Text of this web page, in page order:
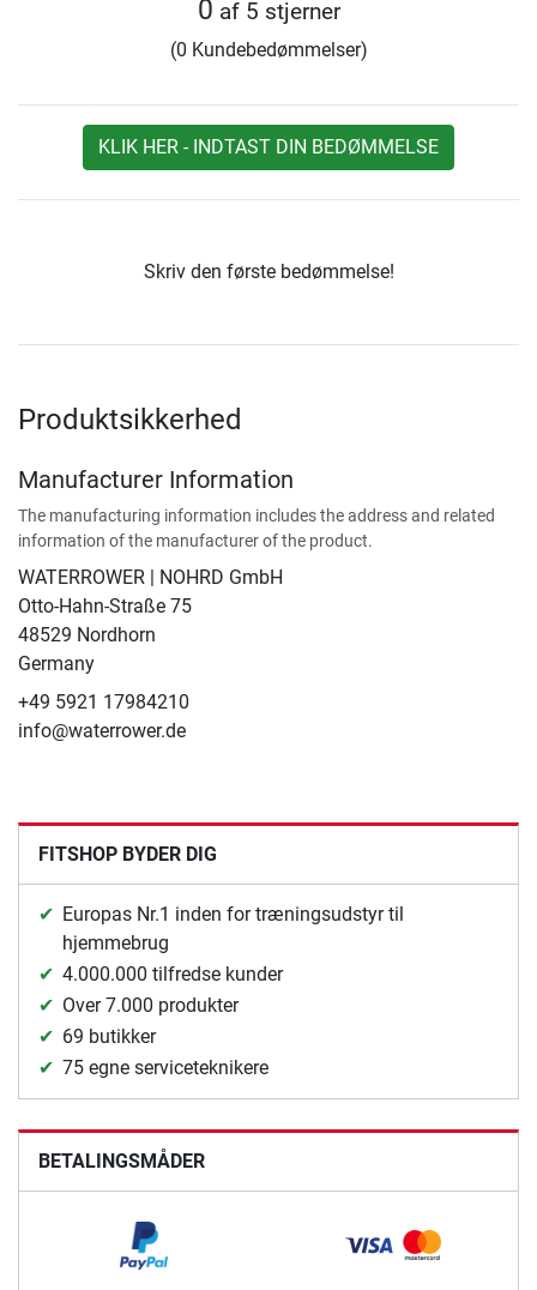
0 af 5 stjerner
(0 Kundebedømmelser)
KLIK HER - INDTAST DIN BEDØMMELSE
Skriv den første bedømmelse!
Produktsikkerhed
Manufacturer Information
The manufacturing information includes the address and related
information of the manufacturer of the product.
WATERROWER | NOHRD GmbH
Otto-Hahn-Straße 75
48529 Nordhorn
Germany
+49 5921 17984210
info@waterrower.de
FITSHOP BYDER DIG
Europas Nr.1 inden for træningsudstyr til
hjemmebrug
4.000.000 tilfredse kunder
Over 7.000 produkter
69 butikker
75 egne serviceteknikere
BETALINGSMÅDER